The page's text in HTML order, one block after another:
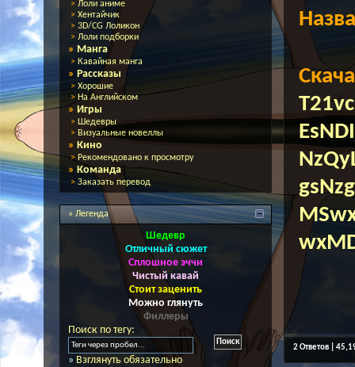
> Лоли аниме
> Хентайчик
> 3D/CG Лоликон
> Лоли подборки
» Манга
> Кавайная манга
» Рассказы
> Хорошие
> На Английском
» Игры
> Шедевры
> Визуальные новеллы
» Кино
> Рекомендовано к просмотру
» Команда
> Заказать перевод
» Легенда
Шедевр
Отличный сюжет
Сплошное эччи
Чистый кавай
Стоит заценить
Можно глянуть
Филлеры
Поиск по тегу:
» Взглянуть обязательно
2 Ответов |